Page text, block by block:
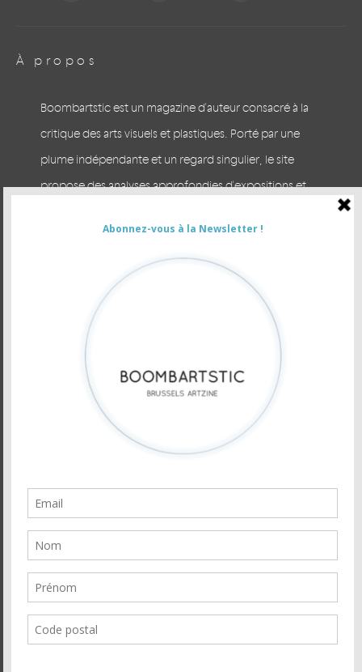
À propos
Boombartstic est un magazine d'auteur consacré à la
critique des arts visuels et plastiques. Porté par une
plume indépendante et un regard singulier, le site
propose des analyses approfondies d'expositions et
CONTACTER LA RÉDACTION
VOUS ÊTES ANNONCEUR
Newsletter